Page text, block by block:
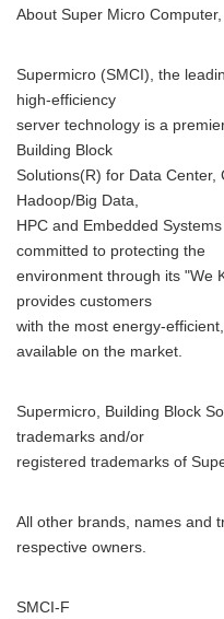
About Super Micro Computer,
Supermicro (SMCI), the
high-efficiency
server technology is a
Building Block
Solutions(R) for Data Center,
Hadoop/Big Data,
HPC and Embedded
committed to protecting the
environment through its "We
provides customers
with the most energy-
available on the market.
Supermicro, Building Block
trademarks and/or
registered trademarks of
All other brands, names and
respective owners.
SMCI-F